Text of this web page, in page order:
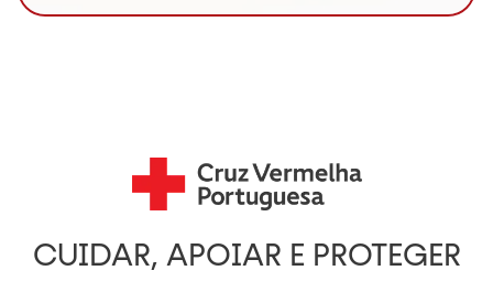
CUIDAR, APOIAR E PROTEGER